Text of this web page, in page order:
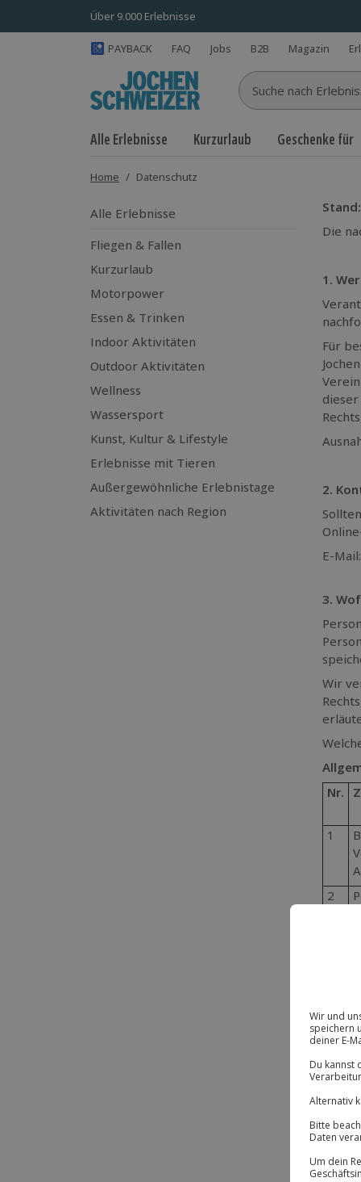
Über 9.000 Erlebnisse
PAYBACK FAQ Jobs B2B Magazin
Suche nach
Alle Erlebnisse Kurzurlaub Geschenke für
Home / Datenschutz
Alle Erlebnisse
Fliegen & Fallen
Kurzurlaub
Motorpower
Essen & Trinken
Indoor Aktivitäten
Outdoor Aktivitäten
Wellness
Wassersport
Kunst, Kultur & Lifestyle
Erlebnisse mit Tieren
Außergewöhnliche Erlebnistage
Aktivitäten nach Region
Die
1.
Für
2.
E-Mail:
3.
Wir
Nr.
1
2
5
6